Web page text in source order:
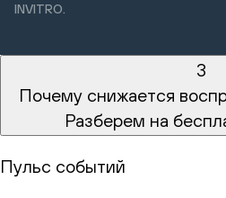
INVITRO.
3
Почему снижается
Разберем на
Пульс событий